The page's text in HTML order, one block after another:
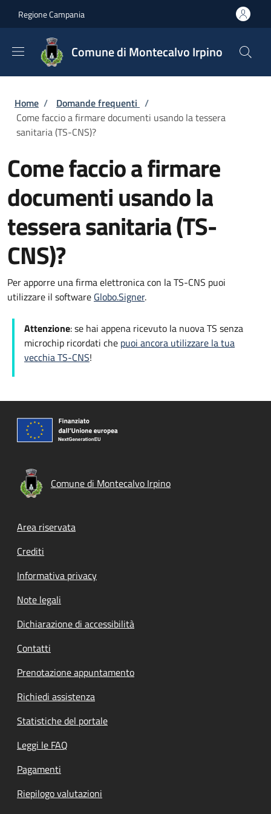
Regione Campania
Comune di Montecalvo Irpino
Briciole di pane
Home / Domande frequenti /
Come faccio a firmare documenti usando la tessera
sanitaria (TS-CNS)?
Come faccio a firmare
documenti usando la
tessera sanitaria (TS-
CNS)?
Per apporre una firma elettronica con la TS-CNS puoi
utilizzare il software Globo.Signer.
Attenzione: se hai appena ricevuto la nuova TS senza
microchip ricordati che puoi ancora utilizzare la tua
vecchia TS-CNS!
Comune di Montecalvo Irpino
Footer menu
Area riservata
Crediti
Informativa privacy
Note legali
Dichiarazione di accessibilità
Contatti
Prenotazione appuntamento
Richiedi assistenza
Statistiche del portale
Leggi le FAQ
Pagamenti
Riepilogo valutazioni